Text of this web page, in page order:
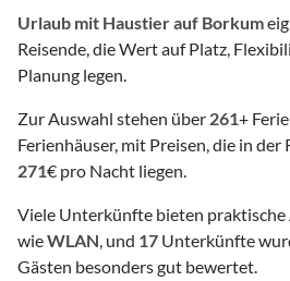
Urlaub mit Haustierauf Borkum
Reisende, die Wert auf Platz,
Planung legen.
Zur Auswahl stehen über 261+
Ferienhäuser, mit Preisen, die in der
271€ pro Nacht liegen.
Viele Unterkünfte bieten
wieWLAN, und 17 Unterkünfte
Gästen besonders gut bewertet.